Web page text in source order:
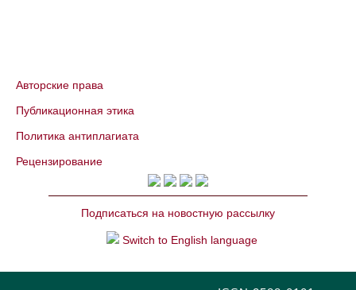
Авторские права
Публикационная этика
Политика антиплагиата
Рецензирование
Подписаться на новостную рассылку
Switch to English language